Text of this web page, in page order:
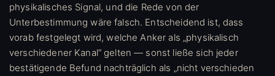
physikalisches Signal, und die Rede von der
Unterbestimmung wäre falsch. Entscheidend ist, dass
vorab festgelegt wird, welche Anker als „physikalisch
verschiedener Kanal“ gelten — sonst ließe sich jeder
bestätigende Befund nachträglich als „nicht verschieden